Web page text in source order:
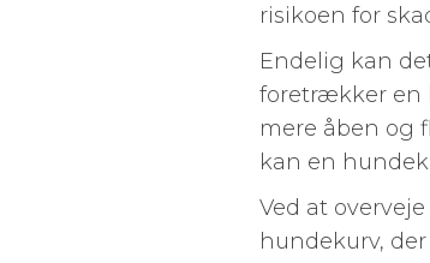
risikoen for
Endelig kan
foretrækker en
mere åben og
kan en
Ved at
hundekurv,